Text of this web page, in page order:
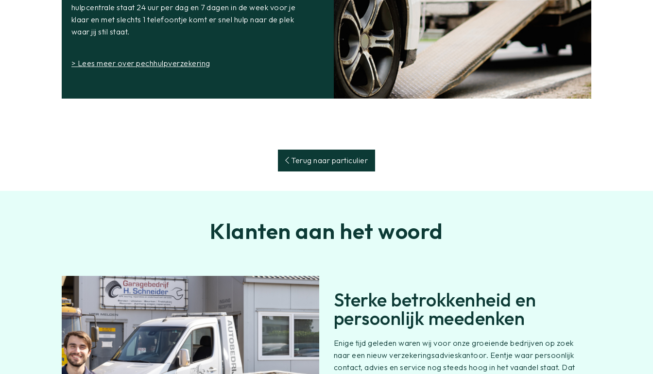
hulpcentrale staat 24 uur per dag en 7 dagen in de week voor je
klaar en met slechts 1 telefoontje komt er snel hulp naar de plek
waar jij stil staat.
> Lees meer over pechhulpverzekering
Terug naar particulier
Klanten aan het woord
Sterke betrokkenheid en
persoonlijk meedenken
Enige tijd geleden waren wij voor onze groeiende bedrijven op zoek
naar een nieuw verzekeringsadvieskantoor. Eentje waar persoonlijk
contact, advies en service nog steeds hoog in het vaandel staat. Dat